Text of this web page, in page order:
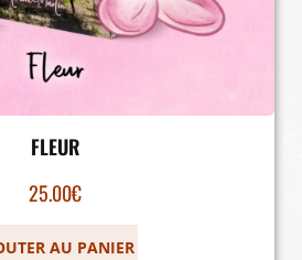
FLEUR
25.00€
AU PANIER